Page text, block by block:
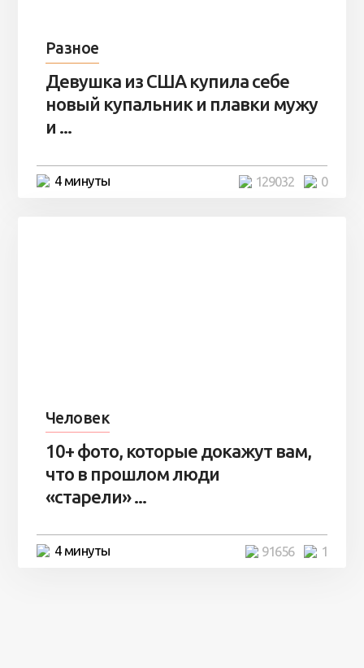
Разное
Девушка из США купила себе
новый купальник и плавки мужу
и ...
4 минуты 0
129032
Человек
10+ фото, которые докажут вам,
что в прошлом люди
«старели» ...
4 минуты 1
91656